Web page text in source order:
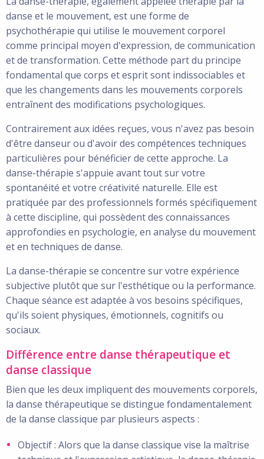
danse et le mouvement, est une forme de
psychothérapie qui utilise le mouvement corporel
comme principal moyen d'expression, de communication
et de transformation. Cette méthode part du principe
fondamental que corps et esprit sont indissociables et
que les changements dans les mouvements corporels
entraînent des modifications psychologiques.
Contrairement aux idées reçues, vous n'avez pas besoin
d'être danseur ou d'avoir des compétences techniques
particulières pour bénéficier de cette approche. La
danse-thérapie s'appuie avant tout sur votre
spontanéité et votre créativité naturelle. Elle est
pratiquée par des professionnels formés spécifiquement
à cette discipline, qui possèdent des connaissances
approfondies en psychologie, en analyse du mouvement
et en techniques de danse.
La danse-thérapie se concentre sur votre expérience
subjective plutôt que sur l'esthétique ou la performance.
Chaque séance est adaptée à vos besoins spécifiques,
qu'ils soient physiques, émotionnels, cognitifs ou
sociaux.
Différence entre danse thérapeutique et
danse classique
Bien que les deux impliquent des mouvements corporels,
la danse thérapeutique se distingue fondamentalement
de la danse classique par plusieurs aspects :
Objectif : Alors que la danse classique vise la maîtrise